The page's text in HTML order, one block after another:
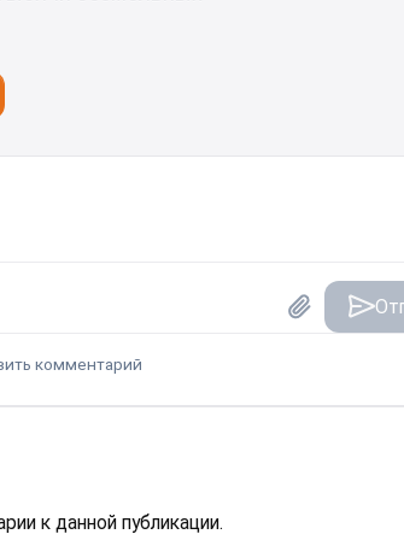
комментарий
к данной публикации.